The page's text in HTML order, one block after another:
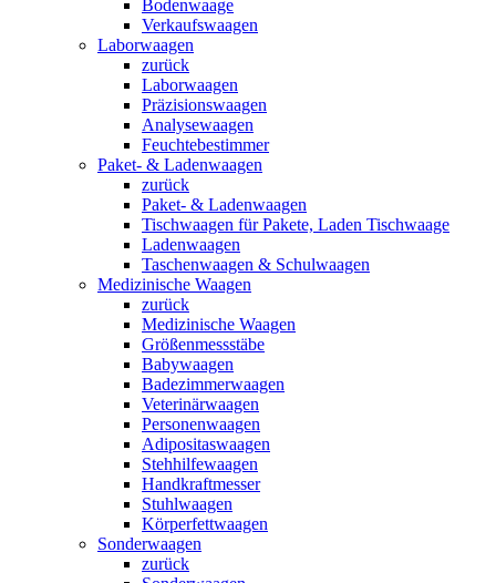
Bodenwaage
Verkaufswaagen
Laborwaagen
zurück
Laborwaagen
Präzisionswaagen
Analysewaagen
Feuchtebestimmer
Paket- & Ladenwaagen
zurück
Paket- & Ladenwaagen
Tischwaagen für Pakete, Laden Tischwaage
Ladenwaagen
Taschenwaagen & Schulwaagen
Medizinische Waagen
zurück
Medizinische Waagen
Größenmessstäbe
Babywaagen
Badezimmerwaagen
Veterinärwaagen
Personenwaagen
Adipositaswaagen
Stehhilfewaagen
Handkraftmesser
Stuhlwaagen
Körperfettwaagen
Sonderwaagen
zurück